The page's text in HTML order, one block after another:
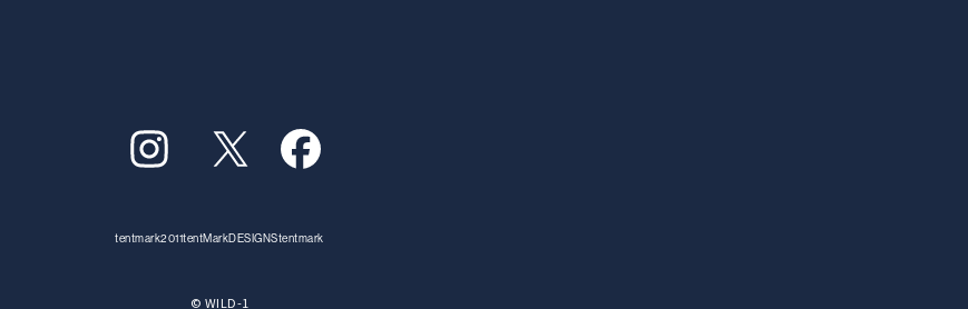
tentmark2011tentMarkDESIGNStentmark
© WILD-1